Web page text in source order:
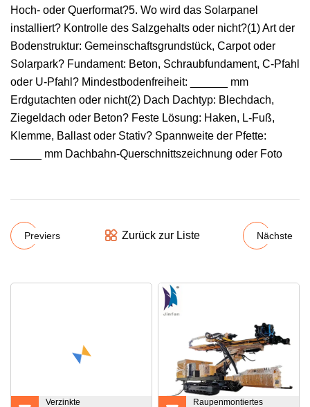
Hoch- oder Querformat?5. Wo wird das Solarpanel
installiert? Kontrolle des Salzgehalts oder nicht?(1) Art der
Bodenstruktur: Gemeinschaftsgrundstück, Carpot oder
Solarpark? Fundament: Beton, Schraubfundament, C-Pfahl
oder U-Pfahl? Mindestbodenfreiheit: ______ mm
Erdgutachten oder nicht(2) Dach Dachtyp: Blechdach,
Ziegeldach oder Beton? Feste Lösung: Haken, L-Fuß,
Klemme, Ballast oder Stativ? Spannweite der Pfette:
_____ mm Dachbahn-Querschnittszeichnung oder Foto
Previers Zurück zur Liste Nächste
Verzinkte
Raupenmontiertes